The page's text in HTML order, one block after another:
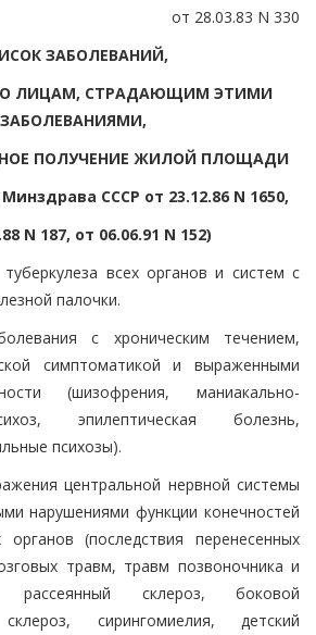
от 28.03.83 N 330
ЗАБОЛЕВАНИЙ,
ЛИЦАМ, СТРАДАЮЩИМ ЭТИМИ
ЗАБОЛЕВАНИЯМИ,
ПОЛУЧЕНИЕ ЖИЛОЙ ПЛОЩАДИ
СССР от 23.12.86 N 1650,
N 187, от 06.06.91 N 152)
всех органов и систем с
палочки.
с хроническим течением,
симптоматикой и выраженными
(шизофрения, маниакально-
эпилептическая болезнь,
психозы).
центральной нервной системы
нарушениями функции конечностей
(последствия перенесенных
травм, травм позвоночника и
рассеянный склероз, боковой
сирингомиелия, детский